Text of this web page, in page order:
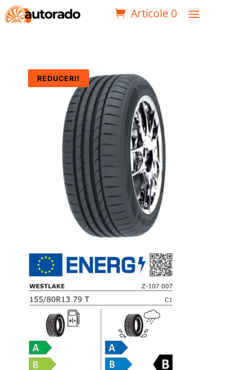
Articole 0
REDUCERI!